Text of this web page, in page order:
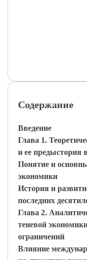
Содержание
Введение
Глава 1.
и ее предыстория
Понятие и
экономики
История и
последних
Глава 2.
теневой
ограничений
Влияние